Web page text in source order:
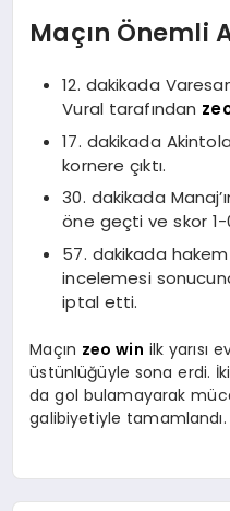
Maçın Önemli
12. dakikada
Vural tarafından
17. dakikada
kornere çıktı.
30. dakikada
öne geçti ve skor 1-
57. dakikada hakem
incelemesi
iptal etti.
Maçın zeo win ilk yarısı
üstünlüğüyle sona erdi.
da gol bulamayarak
galibiyetiyle tamamlandı.